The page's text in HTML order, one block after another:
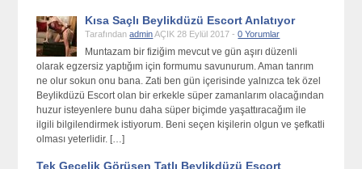
Kısa Saçlı Beylikdüzü Escort Anlatıyor
TarafındanadminAÇIK 28 Eylül 2017 -0 Yorumlar
Muntazam bir fiziğim mevcut ve gün aşırı düzenli
olarak egzersiz yaptığım için formumu savunurum. Aman tanrım
ne olur sokun onu bana. Zati ben gün içerisinde yalnızca tek özel
Beylikdüzü Escort olan bir erkekle süper zamanlarım olacağından
huzur isteyenlere bunu daha süper biçimde yaşattıracağım ile
ilgili bilgilendirmek istiyorum. Beni seçen kişilerin olgun ve şefkatli
olması yeterlidir. […]
Tek Gecelik Görüşen Tatlı Beylikdüzü Escort